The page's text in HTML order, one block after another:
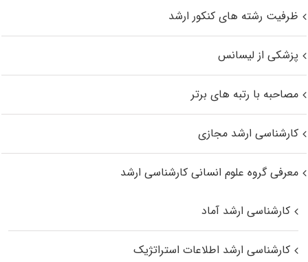
ظرفیت رشته های کنکور ارشد
پزشکی از لیسانس
مصاحبه با رتبه های برتر
کارشناسی ارشد مجازی
معرفی گروه علوم انسانی کارشناسی ارشد
کارشناسی ارشد آماد
کارشناسی ارشد اطلاعات استراتژیک